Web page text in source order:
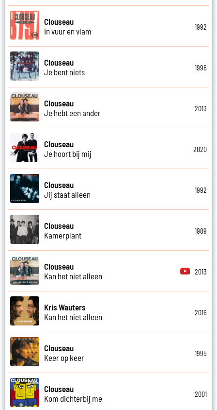
Clouseau
In vuur en vlam
1992
Clouseau
Je bent niets
1996
Clouseau
Je hebt een ander
2013
Clouseau
Je hoort bij mij
2020
Clouseau
Jij staat alleen
1992
Clouseau
Kamerplant
1989
Clouseau
Kan het niet alleen
2013
Kris Wauters
Kan het niet alleen
2016
Clouseau
Keer op keer
1995
Clouseau
Kom dichterbij me
2001